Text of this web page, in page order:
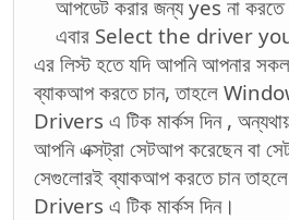
আপডেট করার জন্য yes না
এবার Select the driver
এর লিস্ট হতে যদি আপনি আপনার
ব্যাকআপ করতে চান, তাহলে
Drivers এ টিক মার্কস দিন ,
আপনি এক্সট্রা সেটআপ করেছেন বা
সেগুলোরই ব্যাকআপ করতে চান
Drivers এ টিক মার্কস দিন।